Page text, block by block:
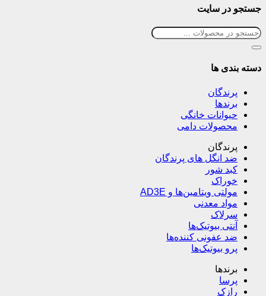
جستجو در سایت
دسته بندی ها
پرندگان
برندها
حیوانات خانگی
محصولات دامی
پرندگان
ضد انگل های پرندگان
کبد شور
خوراک
مولتی ویتامین‌ها و AD3E
مواد معدنی
سرلاک
آنتی بیوتیک‌ها
ضد عفونی کننده‌ها
پرو بیوتیک‌ها
برندها
پرسا
رازک